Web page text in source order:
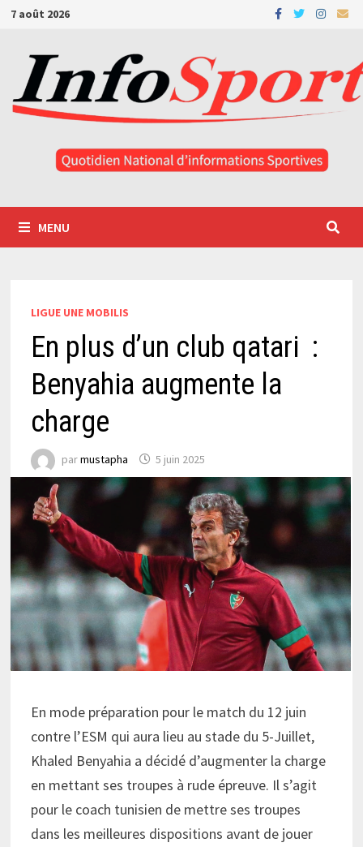
Passer
contenu
7 août 2026
MENU
LIGUE UNE MOBILIS
En plus d’un club qatari :
Benyahia augmente la
charge
parmustapha 5 juin 2025
En mode préparation pour le match du 12 juin
contre l’ESM qui aura lieu au stade du 5-Juillet,
Khaled Benyahia a décidé d’augmenter la charge
en mettant ses troupes à rude épreuve. Il s’agit
pour le coach tunisien de mettre ses troupes
dans les meilleures dispositions avant de jouer